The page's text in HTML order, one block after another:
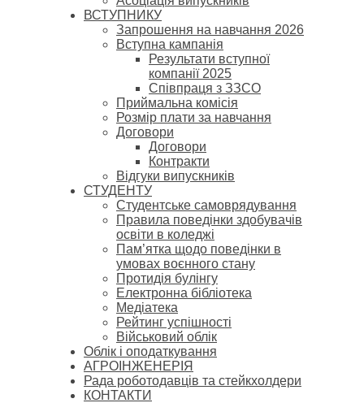
ВСТУПНИКУ
Запрошення на навчання 2026
Вступна кампанія
Результати вступної
компанії 2025
Співпраця з ЗЗСО
Приймальна комісія
Розмір плати за навчання
Договори
Договори
Контракти
Відгуки випускників
СТУДЕНТУ
Cтудентське самоврядування
Правила поведінки здобувачів
освіти в коледжі
Пам’ятка щодо поведінки в
умовах воєнного стану
Протидія булінгу
Електронна бібліотека
Медіатека
Рейтинг успішності
Військовий облік
Облік і оподаткування
АГРОІНЖЕНЕРІЯ
Рада роботодавців та стейкхолдери
КОНТАКТИ